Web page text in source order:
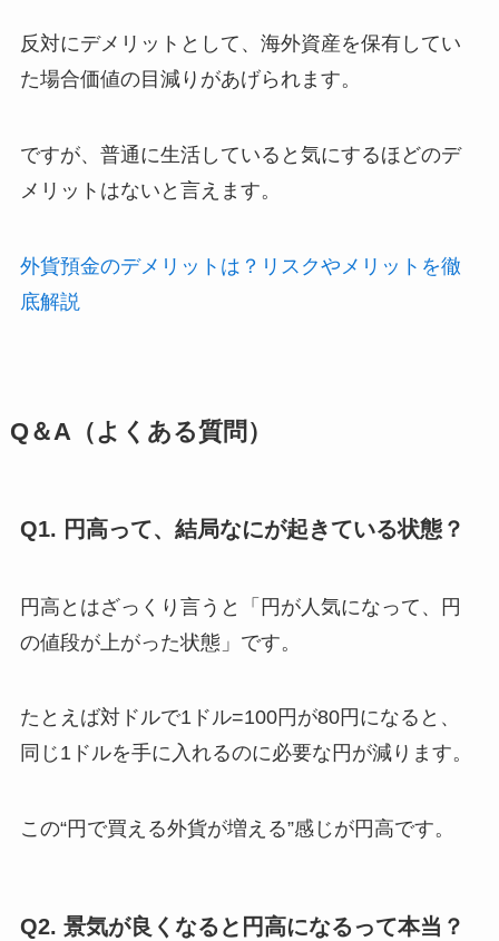
反対にデメリットとして、海外資産を保有してい
た場合価値の目減りがあげられます。
ですが、普通に生活していると気にするほどのデ
メリットはないと言えます。
外貨預金のデメリットは？リスクやメリットを徹
底解説
Q＆A（よくある質問）
Q1. 円高って、結局なにが起きている状態？
円高とはざっくり言うと「円が人気になって、円
の値段が上がった状態」です。
たとえば対ドルで1ドル=100円が80円になると、
同じ1ドルを手に入れるのに必要な円が減ります。
この“円で買える外貨が増える”感じが円高です。
Q2. 景気が良くなると円高になるって本当？